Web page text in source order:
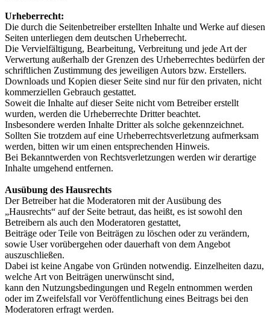
Urheberrecht:
Die durch die Seitenbetreiber erstellten Inhalte und Werke auf diesen
Seiten unterliegen dem deutschen Urheberrecht.
Die Vervielfältigung, Bearbeitung, Verbreitung und jede Art der
Verwertung außerhalb der Grenzen des Urheberrechtes bedürfen der
schriftlichen Zustimmung des jeweiligen Autors bzw. Erstellers.
Downloads und Kopien dieser Seite sind nur für den privaten, nicht
kommerziellen Gebrauch gestattet.
Soweit die Inhalte auf dieser Seite nicht vom Betreiber erstellt
wurden, werden die Urheberrechte Dritter beachtet.
Insbesondere werden Inhalte Dritter als solche gekennzeichnet.
Sollten Sie trotzdem auf eine Urheberrechtsverletzung aufmerksam
werden, bitten wir um einen entsprechenden Hinweis.
Bei Bekanntwerden von Rechtsverletzungen werden wir derartige
Inhalte umgehend entfernen.
Ausübung des Hausrechts
Der Betreiber hat die Moderatoren mit der Ausübung des
„Hausrechts“ auf der Seite betraut, das heißt, es ist sowohl den
Betreibern als auch den Moderatoren gestattet,
Beiträge oder Teile von Beiträgen zu löschen oder zu verändern,
sowie User vorübergehen oder dauerhaft von dem Angebot
auszuschließen.
Dabei ist keine Angabe von Gründen notwendig. Einzelheiten dazu,
welche Art von Beiträgen unerwünscht sind,
kann den Nutzungsbedingungen und Regeln entnommen werden
oder im Zweifelsfall vor Veröffentlichung eines Beitrags bei den
Moderatoren erfragt werden.